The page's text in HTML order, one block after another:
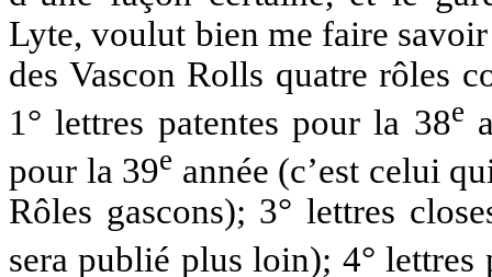
Lyte, voulut bien me faire
des Vascon Rolls quatre rôles
1° lettres patentes pour la 38e
pour la 39e année (c’est celui
Rôles gascons); 3° lettres
sera publié plus loin); 4° lettres